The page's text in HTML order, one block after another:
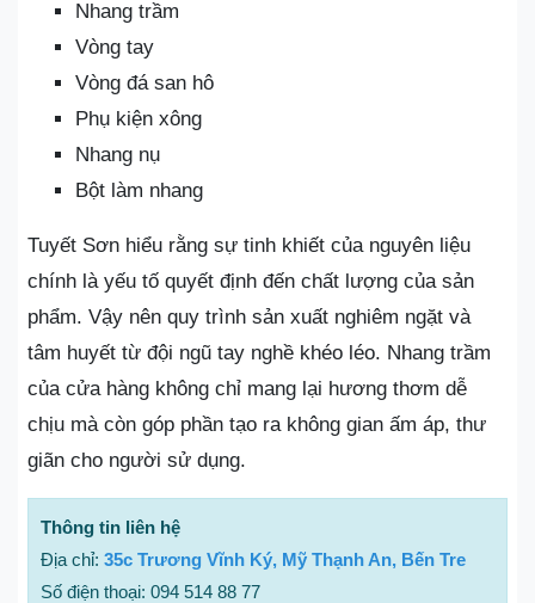
Nhang trầm
Vòng tay
Vòng đá san hô
Phụ kiện xông
Nhang nụ
Bột làm nhang
Tuyết Sơn hiểu rằng sự tinh khiết của nguyên liệu
chính là yếu tố quyết định đến chất lượng của sản
phẩm. Vậy nên quy trình sản xuất nghiêm ngặt và
tâm huyết từ đội ngũ tay nghề khéo léo. Nhang trầm
của cửa hàng không chỉ mang lại hương thơm dễ
chịu mà còn góp phần tạo ra không gian ấm áp, thư
giãn cho người sử dụng.
Thông tin liên hệ
Địa chỉ: 35c Trương Vĩnh Ký, Mỹ Thạnh An, Bến Tre
Số điện thoại: 094 514 88 77